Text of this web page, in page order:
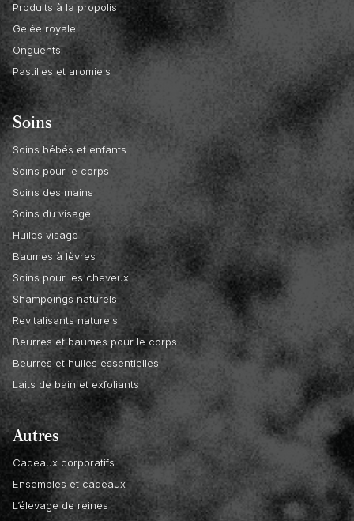
Produits à la propolis
Gelée royale
Onguents
Pastilles et aromiels
Soins
Soins bébés et enfants
Soins pour le corps
Soins des mains
Soins du visage
Huiles visage
Baumes à lèvres
Soins pour les cheveux
Shampoings naturels
Revitalisants naturels
Beurres et baumes pour le corps
Beurres et huiles essentielles
Laits de bain et exfoliants
Autres
Cadeaux corporatifs
Ensembles et cadeaux
L’élevage de reines